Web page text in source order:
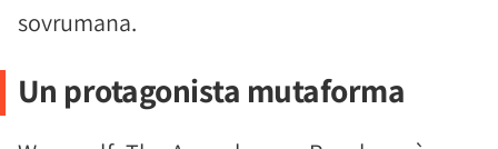
sovrumana.
Un protagonista mutaforma